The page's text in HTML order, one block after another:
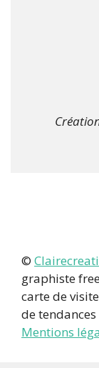
©
graphiste
carte de
de
Mentions